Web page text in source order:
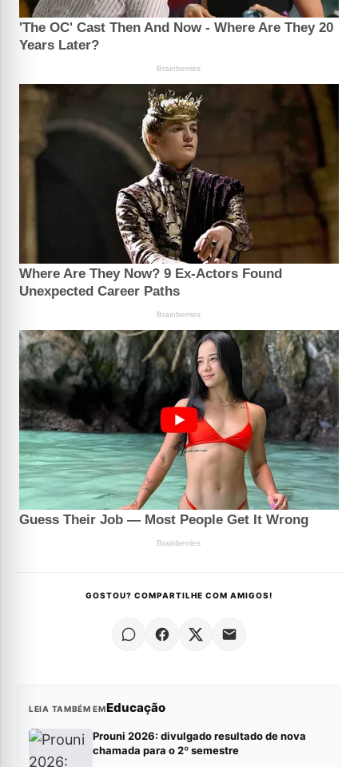
GOSTOU? COMPARTILHE COM AMIGOS!
LEIA TAMBÉM EMEducação
Prouni 2026: divulgado resultado de nova
chamada para o 2º semestre